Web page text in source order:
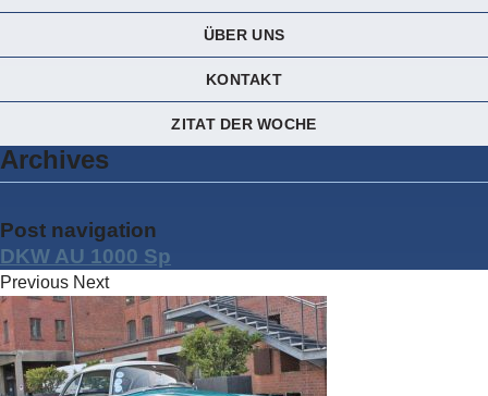
ÜBER UNS
KONTAKT
ZITAT DER WOCHE
Archives
Post navigation
DKW AU 1000 Sp
Previous Next